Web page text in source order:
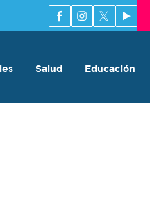
Salud Educación